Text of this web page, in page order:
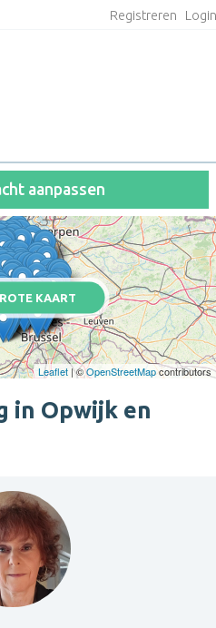
Registreren
aanpassen
KAART
Leaflet| ©OpenStreetMapcontributors
in Opwijk en